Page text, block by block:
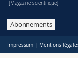
[Magazine scientifique]
Abonnements
Impressum | Mentions